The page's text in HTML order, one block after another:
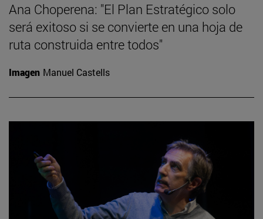
Ana Choperena: "El Plan Estratégico solo
será exitoso si se convierte en una hoja de
ruta construida entre todos"
Imagen Manuel Castells